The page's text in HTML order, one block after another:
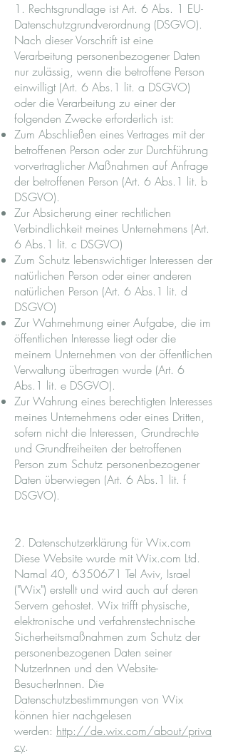
1. Rechtsgrundlage ist Art. 6 Abs. 1 EU-
Datenschutzgrundverordnung (DSGVO).
Nach dieser Vorschrift ist eine
Verarbeitung personenbezogener Daten
nur zulässig, wenn die betroffene Person
einwilligt (Art. 6 Abs.1 lit. a DSGVO)
oder die Verarbeitung zu einer der
folgenden Zwecke erforderlich ist:
Zum Abschließen eines Vertrages mit der
betroffenen Person oder zur Durchführung
vorvertraglicher Maßnahmen auf Anfrage
der betroffenen Person (Art. 6 Abs.1 lit. b
DSGVO).
Zur Absicherung einer rechtlichen
Verbindlichkeit meines Unternehmens (Art.
6 Abs.1 lit. c DSGVO)
Zum Schutz lebenswichtiger Interessen der
natürlichen Person oder einer anderen
natürlichen Person (Art. 6 Abs.1 lit. d
DSGVO)
Zur Wahrnehmung einer Aufgabe, die im
öffentlichen Interesse liegt oder die
meinem Unternehmen von der öffentlichen
Verwaltung übertragen wurde (Art. 6
Abs.1 lit. e DSGVO).
Zur Wahrung eines berechtigten Interesses
meines Unternehmens oder eines Dritten,
sofern nicht die Interessen, Grundrechte
und Grundfreiheiten der betroffenen
Person zum Schutz personenbezogener
Daten überwiegen (Art. 6 Abs.1 lit. f
DSGVO).
2. Datenschutzerklärung für Wix.com
Diese Website wurde mit Wix.com Ltd.
Namal 40, 6350671 Tel Aviv, Israel
("Wix") erstellt und wird auch auf deren
Servern gehostet. Wix trifft physische,
elektronische und verfahrenstechnische
Sicherheitsmaßnahmen zum Schutz der
personenbezogenen Daten seiner
NutzerInnen und den Website-
BesucherInnen. Die
Datenschutzbestimmungen von Wix
können hier nachgelesen
werden: http://de.wix.com/about/priva
cy.